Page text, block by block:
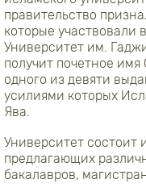
правительство
которые участвовали
Университет им.
получит почетное имя
одного из девяти
усилиями которых
Ява.
Университет состоит
предлагающих
бакалавров,